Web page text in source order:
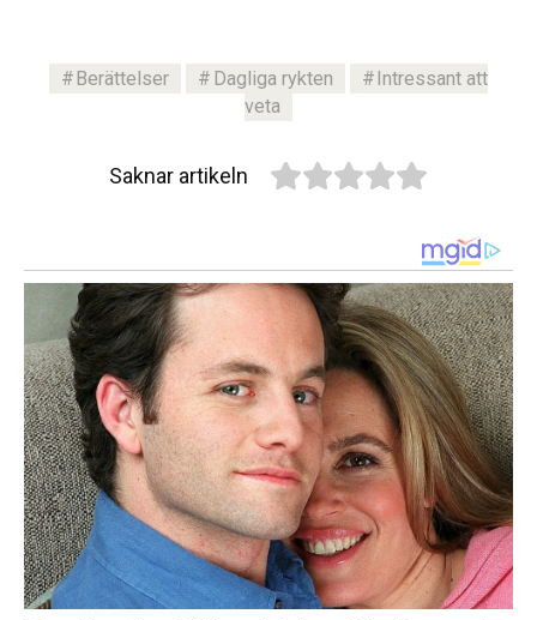
Berättelser Dagliga rykten
Intressant att
veta
Saknar artikeln